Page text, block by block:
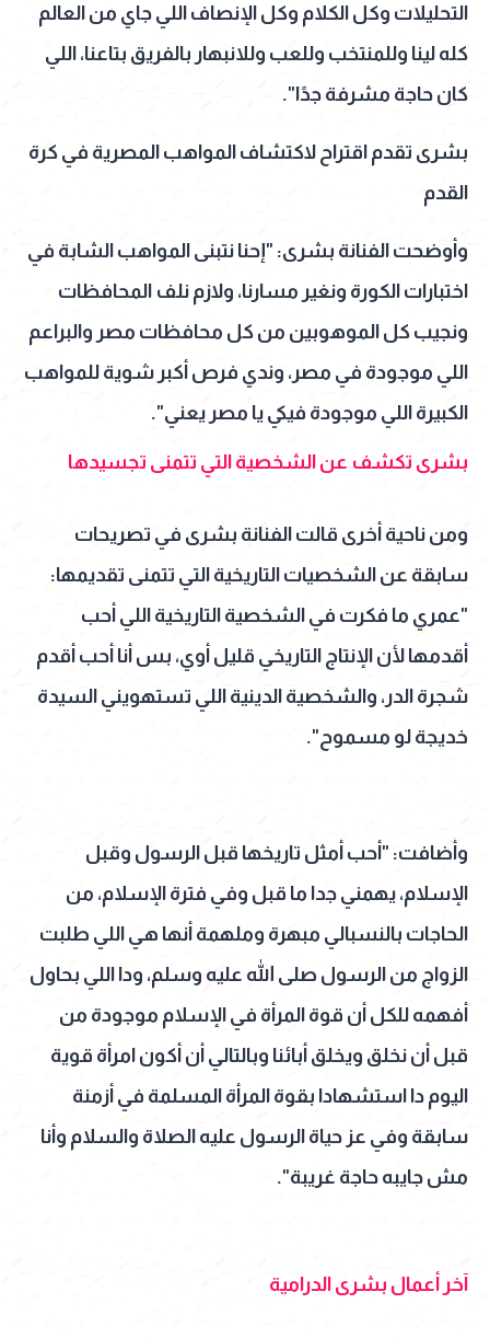
التحليلات وكل الكلام وكل الإنصاف اللي جاي من العالم
كله لينا وللمنتخب وللعب وللانبهار بالفريق بتاعنا، اللي
كان حاجة مشرفة جدًا".
بشرى تقدم اقتراح لاكتشاف المواهب المصرية في كرة
القدم
وأوضحت الفنانة بشرى: "إحنا نتبنى المواهب الشابة في
اختبارات الكورة ونغير مسارنا، ولازم نلف المحافظات
ونجيب كل الموهوبين من كل محافظات مصر والبراعم
اللي موجودة في مصر، وندي فرص أكبر شوية للمواهب
الكبيرة اللي موجودة فيكي يا مصر يعني".
بشرى تكشف عن الشخصية التي تتمنى تجسيدها
ومن ناحية أخرى قالت الفنانة بشرى في تصريحات
سابقة عن الشخصيات التاريخية التي تتمنى تقديمها:
"عمري ما فكرت في الشخصية التاريخية اللي أحب
أقدمها لأن الإنتاج التاريخي قليل أوي، بس أنا أحب أقدم
شجرة الدر، والشخصية الدينية اللي تستهويني السيدة
خديجة لو مسموح".
وأضافت: "أحب أمثل تاريخها قبل الرسول وقبل
الإسلام، يهمني جدا ما قبل وفي فترة الإسلام، من
الحاجات بالنسبالي مبهرة وملهمة أنها هي اللي طلبت
الزواج من الرسول صلى الله عليه وسلم، ودا اللي بحاول
أفهمه للكل أن قوة المرأة في الإسلام موجودة من
قبل أن نخلق ويخلق أبائنا وبالتالي أن أكون امرأة قوية
اليوم دا استشهادا بقوة المرأة المسلمة في أزمنة
سابقة وفي عز حياة الرسول عليه الصلاة والسلام وأنا
مش جايبه حاجة غريبة".
آخر أعمال بشرى الدرامية